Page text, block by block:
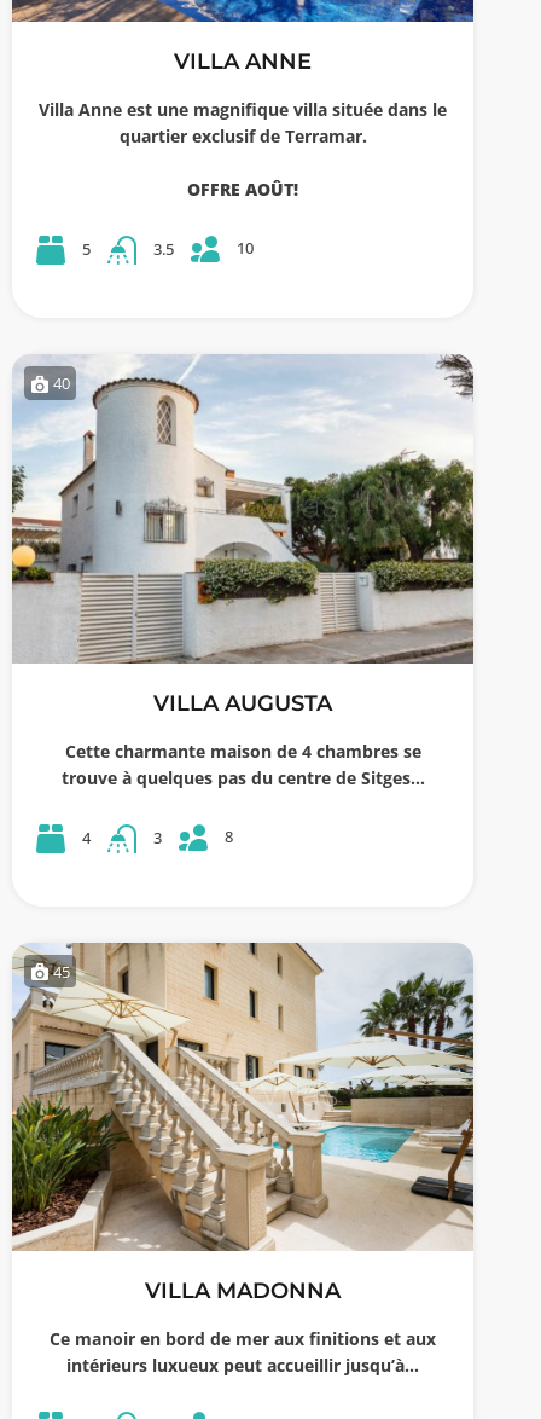
VILLA ANNE
Villa Anne est une magnifique villa située dans le
quartier exclusif de Terramar.
OFFRE AOÛT!
5 3.5 10
40
VILLA AUGUSTA
Cette charmante maison de 4 chambres se
trouve à quelques pas du centre de Sitges…
4 3 8
45
VILLA MADONNA
Ce manoir en bord de mer aux finitions et aux
intérieurs luxueux peut accueillir jusqu’à…